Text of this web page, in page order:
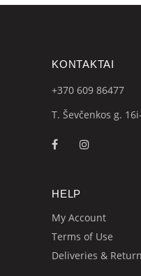
KONTAKTAI
+370 609 86477
T. Ševčenkos g.
HELP
My Account
Terms of Use
Deliveries &